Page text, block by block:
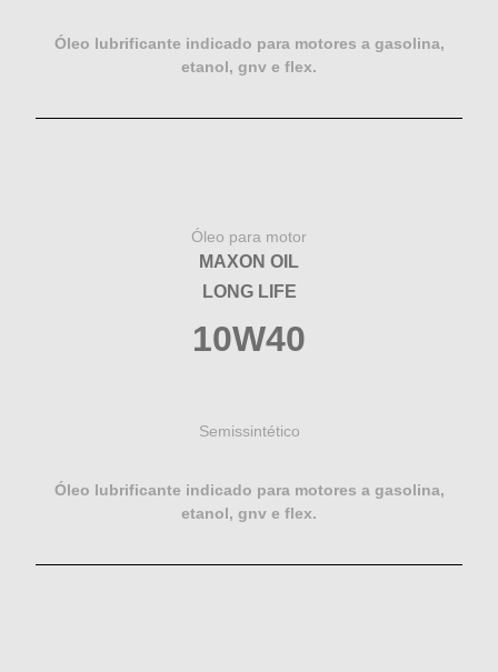
Óleo lubrificante indicado para motores a gasolina,
etanol, gnv e flex.
Óleo para motor
MAXON OIL
LONG LIFE
10W40
Semissintético
Óleo lubrificante indicado para motores a gasolina,
etanol, gnv e flex.